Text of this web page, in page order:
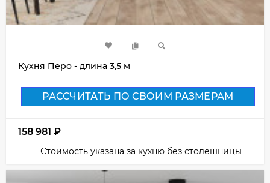
Кухня Перо - длина 3,5 м
РАССЧИТАТЬ ПО СВОИМ РАЗМЕРАМ
158 981 ₽
Стоимость указана за кухню без столешницы